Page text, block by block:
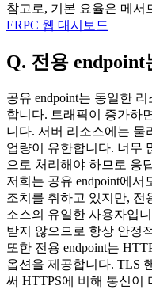
참고로, 기본 요율은 메서
ERPC 웹 대시보드
Q. 전용
공유 endpoint는 동일한
합니다. 트래픽이 증가하
니다. 서버 리소스에는 물
업량이 유한합니다. 너무
으로 처리해야 하므로 응
저희는 공유 endpoint에
조치를 취하고 있지만, 전
소스의 유일한 사용자입
받지 않으므로 항상 안정
또한 전용 endpoint는
옵션을 제공합니다. TLS
써 HTTPS에 비해 통신이